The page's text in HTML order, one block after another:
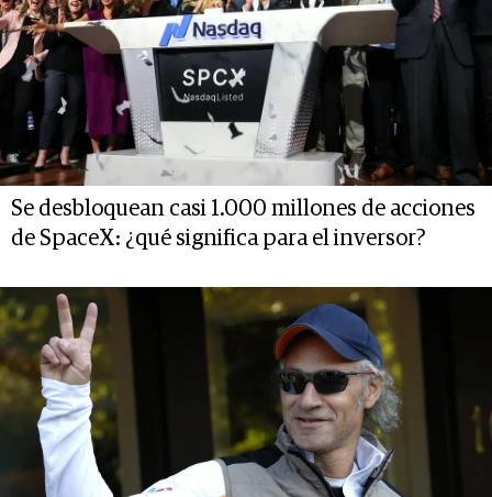
Se desbloquean casi 1.000 millones de acciones
de SpaceX: ¿qué significa para el inversor?